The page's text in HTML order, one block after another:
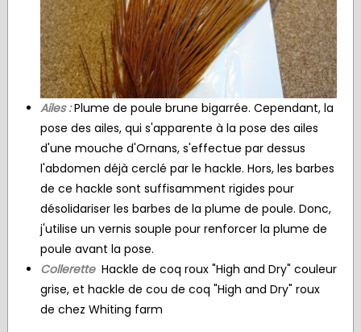
Ailes : Plume de poule brune bigarrée. Cependant, la
pose des ailes, qui s'apparente à la pose des ailes
d'une mouche d'Ornans, s'effectue par dessus
l'abdomen déjà cerclé par le hackle. Hors, les barbes
de ce hackle sont suffisamment rigides pour
désolidariser les barbes de la plume de poule. Donc,
j'utilise un vernis souple pour renforcer la plume de
poule avant la pose.
Collerette Hackle de coq roux "High and Dry" couleur
grise, et hackle de cou de coq "High and Dry" roux
de chez Whiting farm